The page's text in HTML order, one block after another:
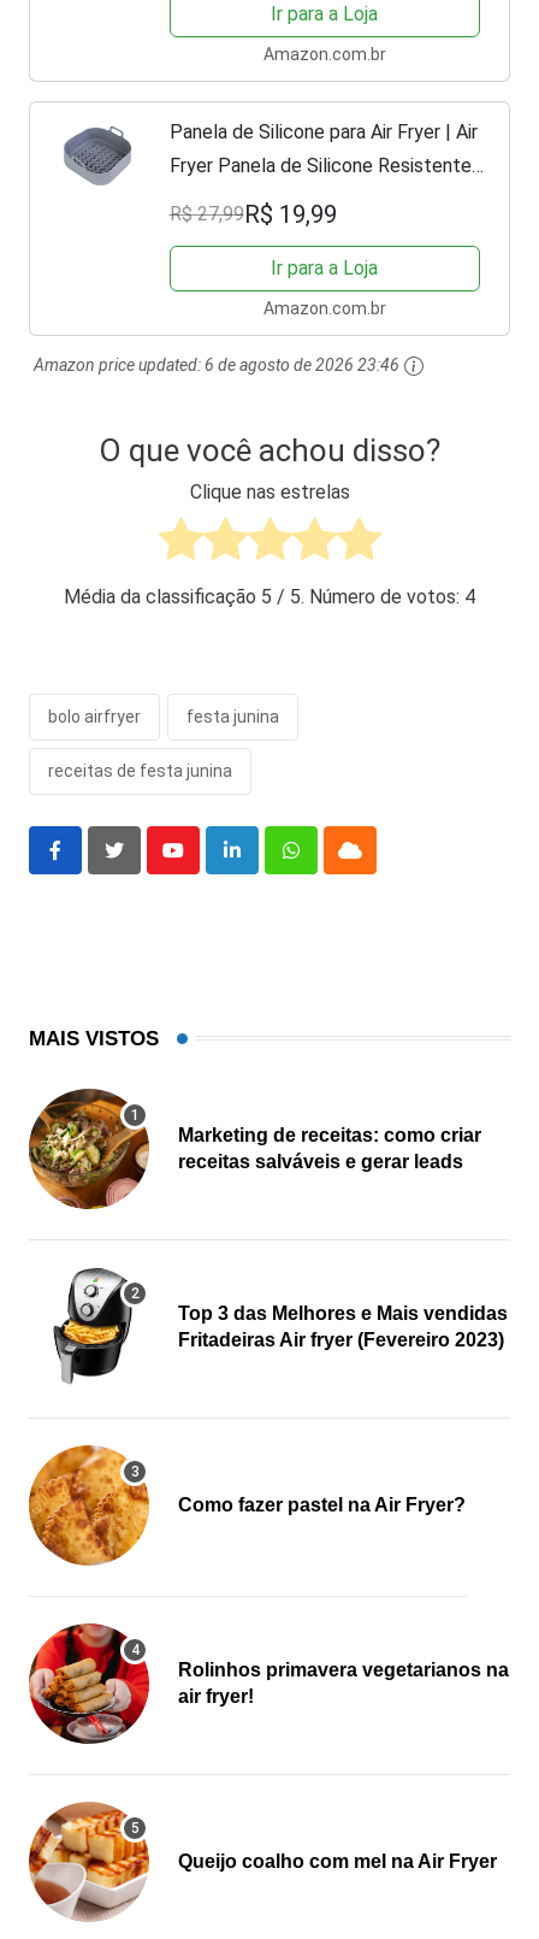
EAF10 preta 127v por Rita Lobo
Ir para a Loja
Amazon.com.br
Panela de Silicone para Air Fryer | Air
Fryer Panela de Silicone Resistente
ao Calor | Substituição de Forros de
Papel Pergaminho, Acessórios de
R$ 27,99R$ 19,99
Ir para a Loja
Amazon.com.br
Amazon price updated:6 de agosto de 2026 23:46
O que você achou disso?
Clique nas estrelas
Média da classificação 5 / 5. Número de votos: 4
bolo airfryer festa junina
receitas de festa junina
YoutubeLinkedInWhatsappCloud
MAIS VISTOS
Marketing de receitas: como criar
receitas salváveis e gerar leads
Top 3 das Melhores e Mais vendidas
Fritadeiras Air fryer (Fevereiro 2023)
Como fazer pastel na Air Fryer?
Rolinhos primavera vegetarianos na
air fryer!
Queijo coalho com mel na Air Fryer